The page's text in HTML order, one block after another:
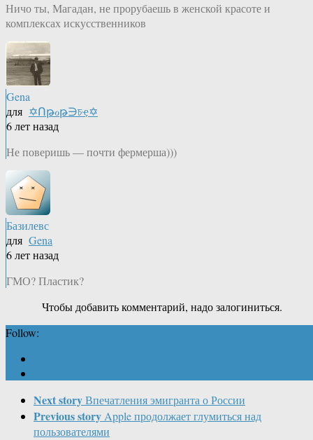
Ничо ты, Магадан, не прорубаешь в женской красоте и
комплексах искусственников
Gena
для ✡Ոթℴթ∋চҿ✡
6 лет назад
Не поверишь — почти фермерша)))
Базилевс
для Gena
6 лет назад
ГМО? Пластик?
Чтобы добавить комментарий, надо залогиниться.
Follow:
Next storyВпечатления эмигранта о России
Previous storyApple продолжает глумиться над
пользователями